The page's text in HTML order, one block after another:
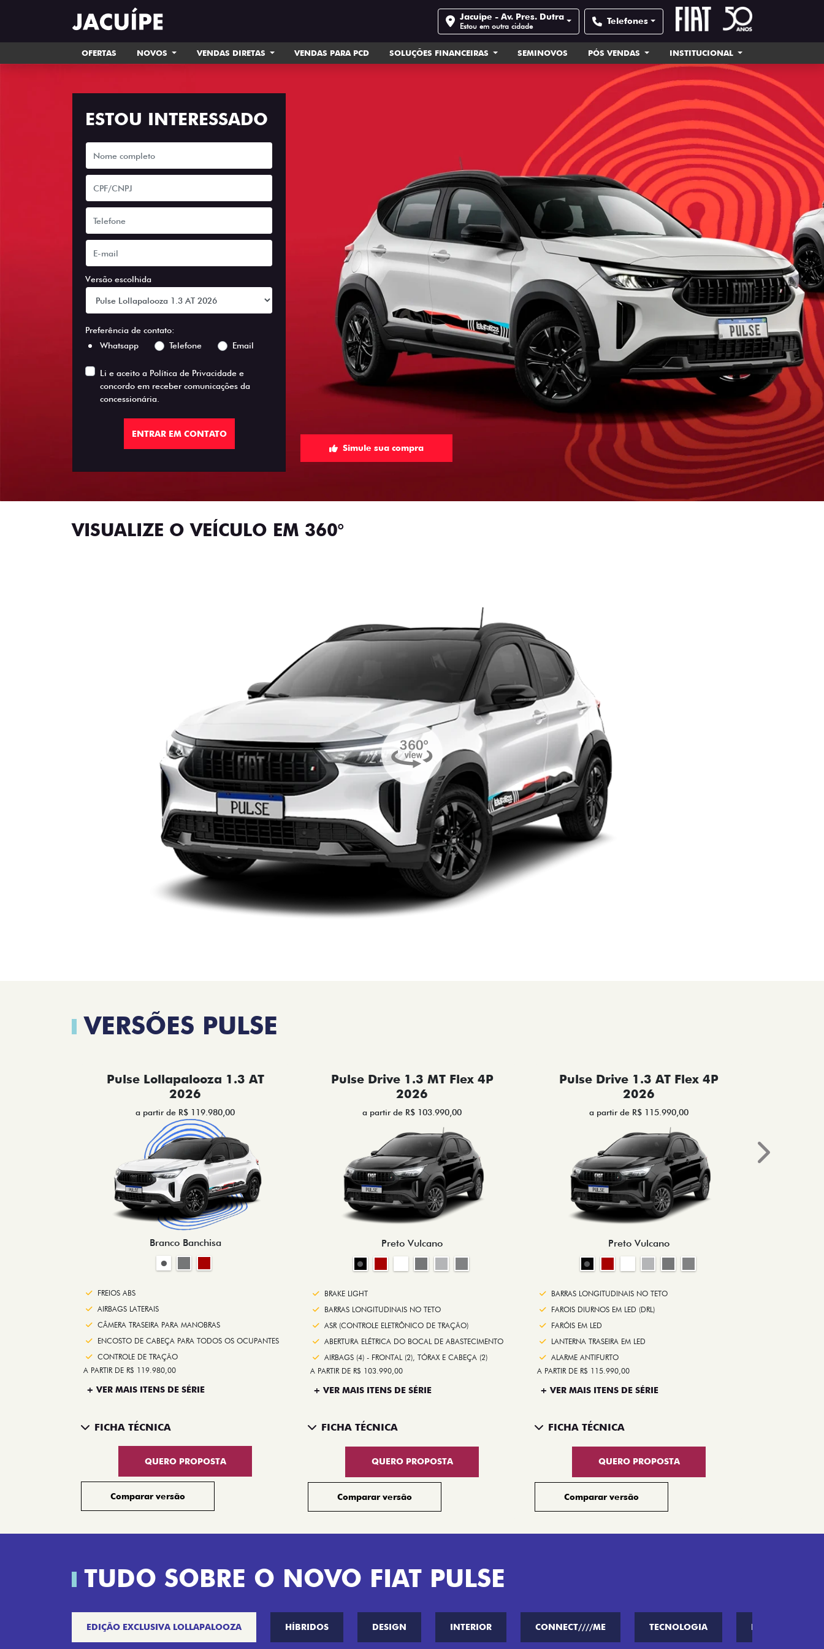
Jacuipe - Av. Pres. Dutra
Estou em outra cidade Telefones
OFERTAS NOVOS VENDAS DIRETAS VENDAS PARA PCD SOLUÇÕES FINANCEIRAS SEMINOVOS PÓS VENDAS INSTITUCIONAL
ESTOU INTERESSADO
Versão escolhida
Preferência de contato:
Whatsapp
Telefone Email
Li e aceito a Política de Privacidade e
concordo em receber comunicações da
concessionária.
ENTRAR EM CONTATO
Simule sua compra
VISUALIZE O VEÍCULO EM 360°
VERSÕES PULSE
Pulse Lollapalooza 1.3 AT
2026
a partir de R$ 119.980,00
Branco Banchisa
FREIOS ABS
AIRBAGS LATERAIS
CÂMERA TRASEIRA PARA MANOBRAS
ENCOSTO DE CABEÇA PARA TODOS OS OCUPANTES
CONTROLE DE TRAÇÃO
A PARTIR DE R$ 119.980,00
+ VER MAIS ITENS DE SÉRIE
FICHA TÉCNICA
QUERO PROPOSTA
Comparar versão
Pulse Drive 1.3 MT Flex 4P
2026
a partir de R$ 103.990,00
Preto Vulcano
BRAKE LIGHT
BARRAS LONGITUDINAIS NO TETO
ASR (CONTROLE ELETRÔNICO DE TRAÇÃO)
ABERTURA ELÉTRICA DO BOCAL DE ABASTECIMENTO
AIRBAGS (4) - FRONTAL (2), TÓRAX E CABEÇA (2)
A PARTIR DE R$ 103.990,00
+ VER MAIS ITENS DE SÉRIE
FICHA TÉCNICA
QUERO PROPOSTA
Comparar versão
Pulse Drive 1.3 AT Flex 4P
2026
a partir de R$ 115.990,00
Preto Vulcano
BARRAS LONGITUDINAIS NO TETO
FAROIS DIURNOS EM LED (DRL)
FARÓIS EM LED
LANTERNA TRASEIRA EM LED
ALARME ANTIFURTO
A PARTIR DE R$ 115.990,00
+ VER MAIS ITENS DE SÉRIE
FICHA TÉCNICA
QUERO PROPOSTA
Comparar versão
Next
TUDO SOBRE O NOVO FIAT PULSE
EDIÇÃO EXCLUSIVA LOLLAPALOOZA HÍBRIDOS DESIGN INTERIOR CONNECT////ME TECNOLOGIA PERFORMANCE